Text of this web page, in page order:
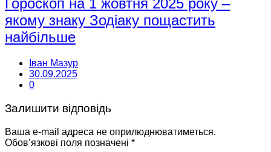
Гороскоп на 1 жовтня 2025 року –
якому знаку Зодіаку пощастить
найбільше
Іван Мазур
30.09.2025
0
Залишити відповідь
Ваша e-mail адреса не оприлюднюватиметься.
Обов’язкові поля позначені *